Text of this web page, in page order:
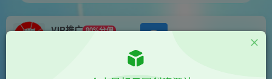
VIP推广 80%分佣
会员免费 正文